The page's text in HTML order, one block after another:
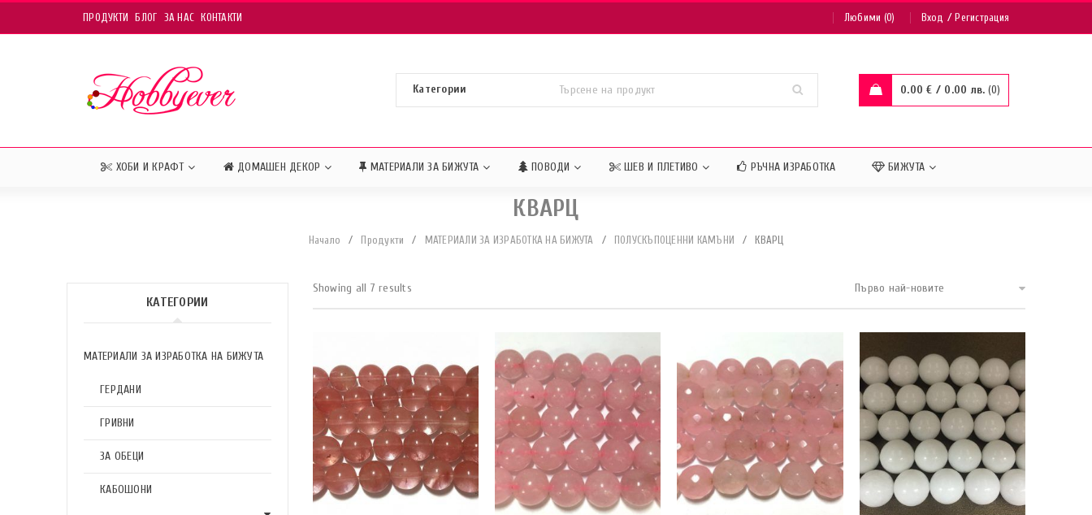
ПРОДУКТИ БЛОГ ЗА НАС КОНТАКТИ Любими (0) Вход /Регистрация
0.00€ / 0.00 лв. 0
ХОБИ И КРАФТ ДОМАШЕН ДЕКОР МАТЕРИАЛИ ЗА БИЖУТА ПОВОДИ ШЕВ И ПЛЕТИВО РЪЧНА ИЗРАБОТКА БИЖУТА
КВАРЦ
Начало / Продукти / МАТЕРИАЛИ ЗА ИЗРАБОТКА НА БИЖУТА / ПОЛУСКЪПОЦЕННИ КАМЪНИ / КВАРЦ
КАТЕГОРИИ
МАТЕРИАЛИ ЗА ИЗРАБОТКА НА БИЖУТА
ГЕРДАНИ
ГРИВНИ
ЗА ОБЕЦИ
КАБОШОНИ
Showing all 7 results Първо най-новите